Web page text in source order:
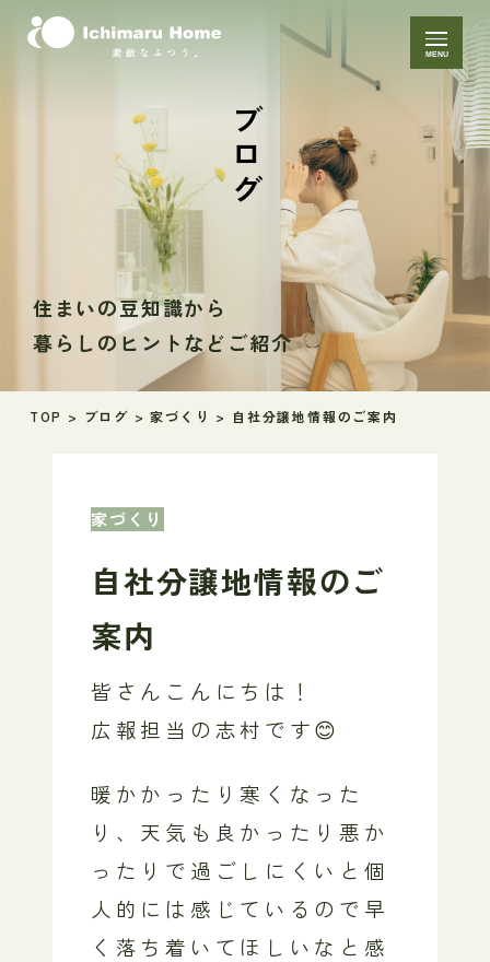
MENU
ブログ
住まいの豆知識から
暮らしのヒントなどご紹介
TOP > ブログ >家づくり > 自社分譲地情報のご案内
家づくり
自社分譲地情報のご
案内
皆さんこんにちは！
広報担当の志村です😊
暖かかったり寒くなった
り、天気も良かったり悪か
ったりで過ごしにくいと個
人的には感じているので早
く落ち着いてほしいなと感